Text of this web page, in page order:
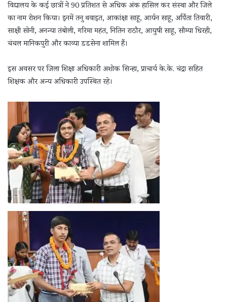
विद्यालय के कई छात्रों ने 90 प्रतिशत से अधिक अंक हासिल कर संस्था और जिले
का नाम रोशन किया। इनमें तनु थवाइत, आकांक्षा साहू, आर्यन साहू, अर्पिता तिवारी,
साक्षी सोनी, अनन्या तंबोली, गरिमा महंत, नितिन राठौर, आयुषी साहू, सौम्या धिरही,
चंचल मानिकपुरी और काव्या डडसेना शामिल हैं।
इस अवसर पर जिला शिक्षा अधिकारी अशोक सिन्हा, प्राचार्य के.के. चंद्रा सहित
शिक्षक और अन्य अधिकारी उपस्थित रहे।